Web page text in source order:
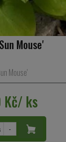
Mouse'
Mouse'
Kč/ ks
-